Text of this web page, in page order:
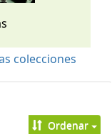
colecciones
Ordenar